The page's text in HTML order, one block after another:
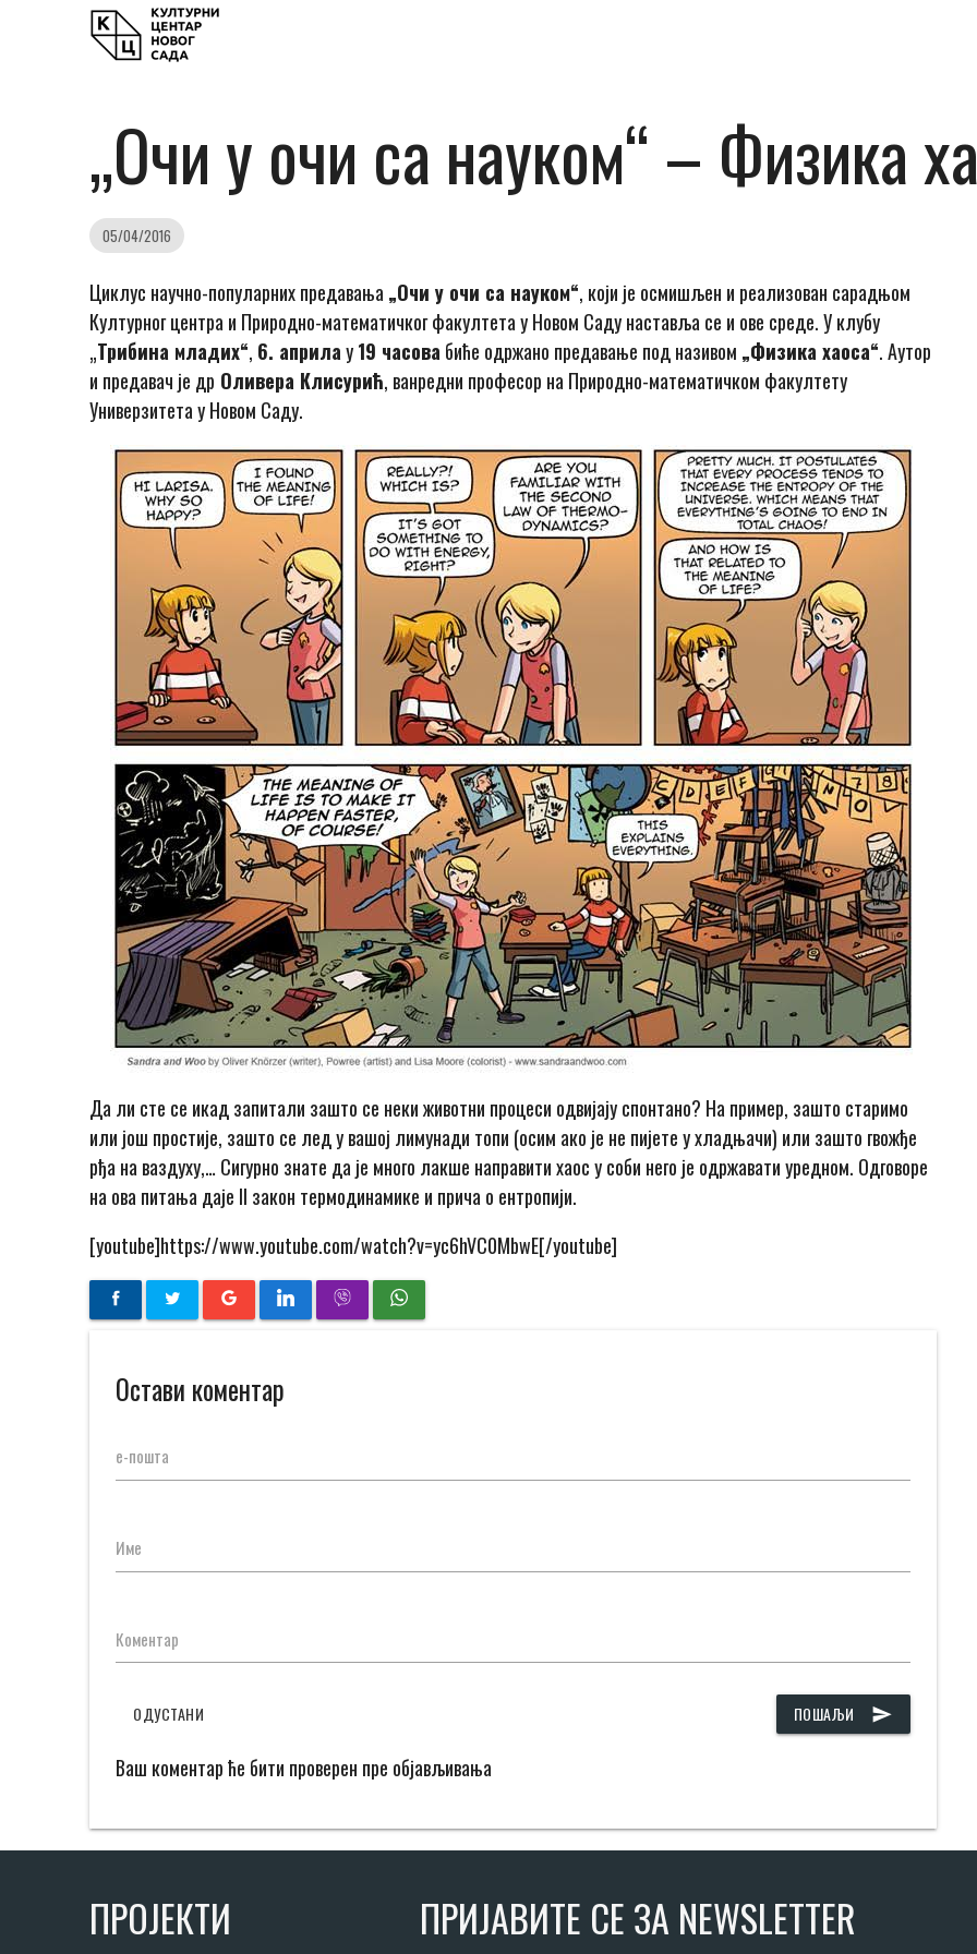
„Очи у очи са науком“ – Физика
05/04/2016
Циклус научно-популарних предавања „Очи у очи са науком“, који је осмишљен и реализован сарадњом
Културног центра и Природно-математичког факултета у Новом Саду наставља се и ове среде. У клубу
„Трибина младих“, 6. априлау19 часова биће одржано предавање под називом „Физика хаоса“. Аутор
и предавач је др Оливера Клисурић, ванредни професор на Природно-математичком факултету
Универзитета у Новом Саду.
Да ли сте се икад запитали зашто се неки животни процеси одвијају спонтано? На пример, зашто старимо
или још простије, зашто се лед у вашој лимунади топи (осим ако је не пијете у хладњачи) или зашто гвожђе
рђа на ваздуху,… Сигурно знате да је много лакше направити хаос у соби него је одржавати уредном. Одговоре
на ова питања даје II закон термодинамике и прича о ентропији.
[youtube]https://www.youtube.com/watch?v=yc6hVC0MbwE[/youtube]
Остави коментар
е-пошта
Име
Коментар
ПОШАЉИ send
ОДУСТАНИ
Ваш коментар ће бити проверен пре објављивања
ПРОЈЕКТИ ПРИЈАВИТЕ СЕ ЗА NEWSLETTER